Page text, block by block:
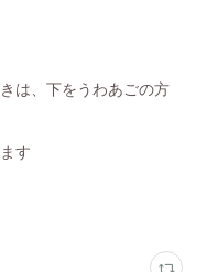
は、下をうわあごの方
す